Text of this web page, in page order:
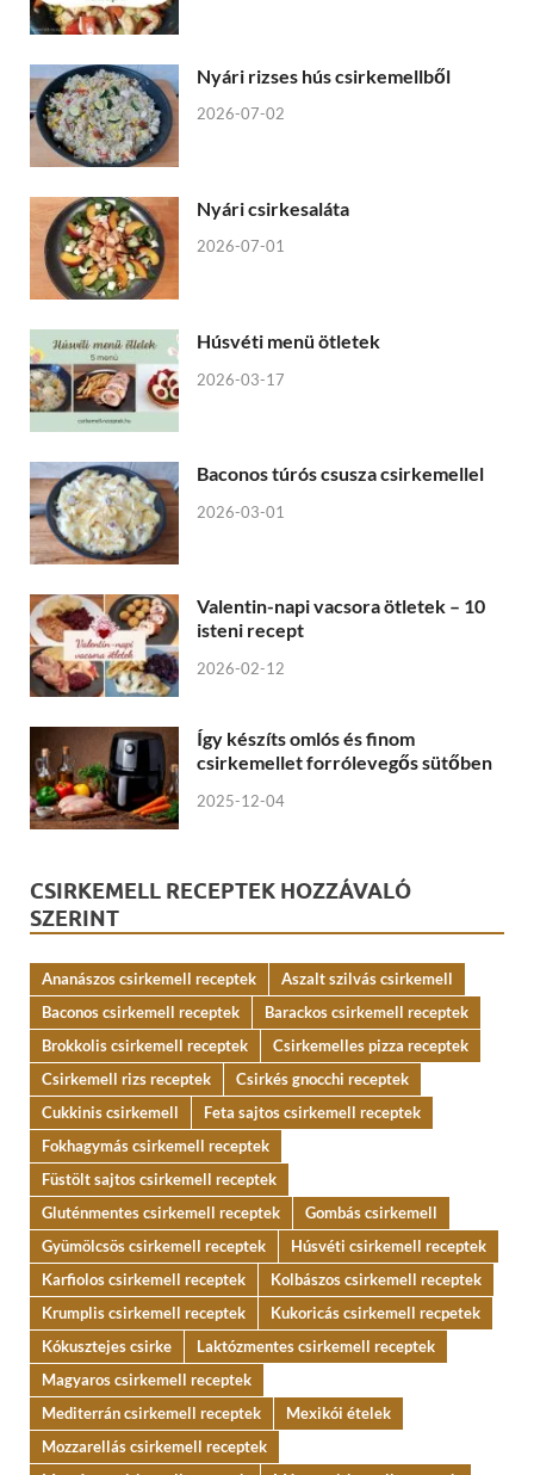
Nyári rizses hús csirkemellből
2026-07-02
Nyári csirkesaláta
2026-07-01
Húsvéti menü ötletek
2026-03-17
Baconos túrós csusza csirkemellel
2026-03-01
Valentin-napi vacsora ötletek – 10
isteni recept
2026-02-12
Így készíts omlós és finom
csirkemellet forrólevegős sütőben
2025-12-04
CSIRKEMELL RECEPTEK HOZZÁVALÓ
SZERINT
Ananászos csirkemell receptek
Aszalt szilvás csirkemell
Baconos csirkemell receptek
Barackos csirkemell receptek
Brokkolis csirkemell receptek
Csirkemelles pizza receptek
Csirkemell rizs receptek
Csirkés gnocchi receptek
Cukkinis csirkemell
Feta sajtos csirkemell receptek
Fokhagymás csirkemell receptek
Füstölt sajtos csirkemell receptek
Gluténmentes csirkemell receptek
Gombás csirkemell
Gyümölcsös csirkemell receptek
Húsvéti csirkemell receptek
Karfiolos csirkemell receptek
Kolbászos csirkemell receptek
Krumplis csirkemell receptek
Kukoricás csirkemell recpetek
Kókusztejes csirke
Laktózmentes csirkemell receptek
Magyaros csirkemell receptek
Mediterrán csirkemell receptek
Mexikói ételek
Mozzarellás csirkemell receptek